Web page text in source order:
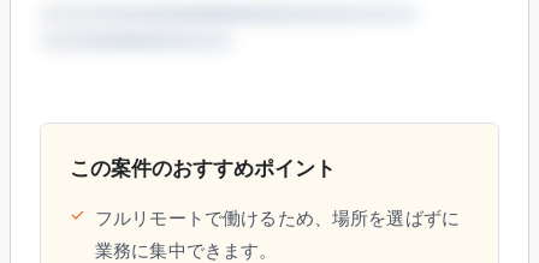
この案件のおすすめポイント
✓ フルリモートで働けるため、場所を選ばずに
業務に集中できます。